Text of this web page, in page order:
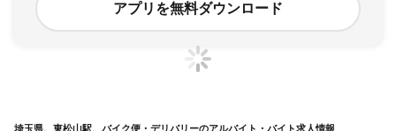
アプリを無料ダウンロード
埼玉県、東松山駅、バイク便・デリバリーのアルバイト・バイト求人情報